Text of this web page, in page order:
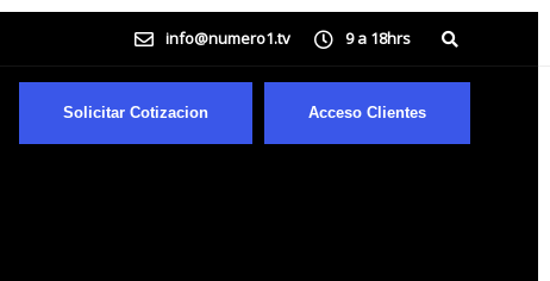
info@numero1.tv 9 a 18hrs
Solicitar Cotizacion Acceso Clientes